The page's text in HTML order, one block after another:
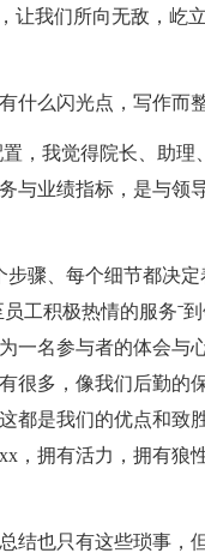
我们所向无敌，屹
么闪光点，写作而整
我觉得院长、助理
与业绩指标，是与领
、每个细节都决定
工积极热情的服务ˉ
一名参与者的体会与
很多，像我们后勤的
都是我们的优点和致
，拥有活力，拥有狼
也只有这些琐事，